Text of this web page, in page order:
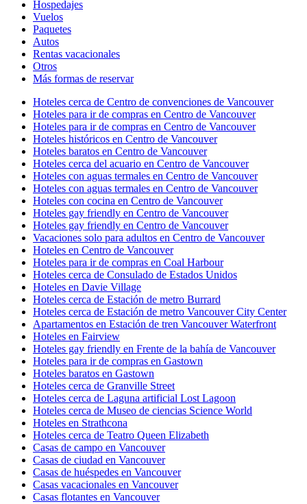
Hospedajes
Vuelos
Paquetes
Autos
Rentas vacacionales
Otros
Más formas de reservar
Hoteles cerca de Centro de convenciones de Vancouver
Hoteles para ir de compras en Centro de Vancouver
Hoteles para ir de compras en Centro de Vancouver
Hoteles históricos en Centro de Vancouver
Hoteles baratos en Centro de Vancouver
Hoteles cerca del acuario en Centro de Vancouver
Hoteles con aguas termales en Centro de Vancouver
Hoteles con aguas termales en Centro de Vancouver
Hoteles con cocina en Centro de Vancouver
Hoteles gay friendly en Centro de Vancouver
Hoteles gay friendly en Centro de Vancouver
Vacaciones solo para adultos en Centro de Vancouver
Hoteles en Centro de Vancouver
Hoteles para ir de compras en Coal Harbour
Hoteles cerca de Consulado de Estados Unidos
Hoteles en Davie Village
Hoteles cerca de Estación de metro Burrard
Hoteles cerca de Estación de metro Vancouver City Center
Apartamentos en Estación de tren Vancouver Waterfront
Hoteles en Fairview
Hoteles gay friendly en Frente de la bahía de Vancouver
Hoteles para ir de compras en Gastown
Hoteles baratos en Gastown
Hoteles cerca de Granville Street
Hoteles cerca de Laguna artificial Lost Lagoon
Hoteles cerca de Museo de ciencias Science World
Hoteles en Strathcona
Hoteles cerca de Teatro Queen Elizabeth
Casas de campo en Vancouver
Casas de ciudad en Vancouver
Casas de huéspedes en Vancouver
Casas vacacionales en Vancouver
Casas flotantes en Vancouver